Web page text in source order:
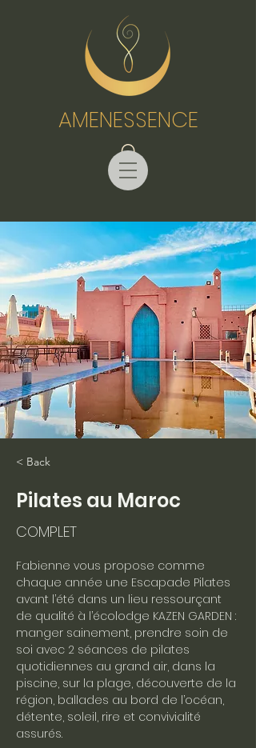
AMENESSENCE
< Back
Pilates au Maroc
COMPLET
Fabienne vous propose comme
chaque année une Escapade Pilates
avant l’été dans un lieu ressourçant
de qualité à l’écolodge KAZEN GARDEN :
manger sainement, prendre soin de
soi avec 2 séances de pilates
quotidiennes au grand air, dans la
piscine, sur la plage, découverte de la
région, ballades au bord de l’océan,
détente, soleil, rire et convivialité
assurés.